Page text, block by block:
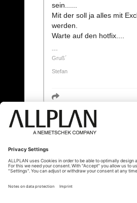
sein......
Mit der soll ja alles mit
werden.
Warte auf den hotfix....
Gruß´
Stefan
« Zurück